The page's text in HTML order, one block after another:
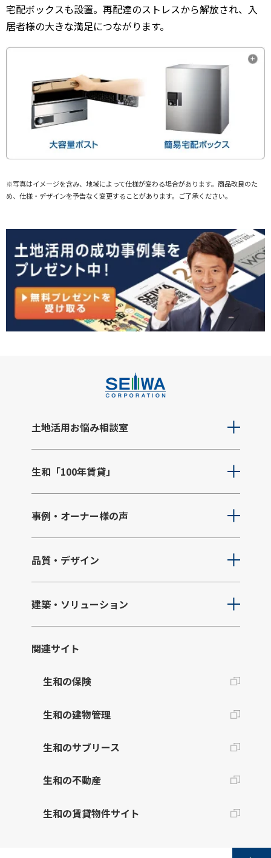
宅配ボックスも設置。再配達のストレスから解放され、入
居者様の大きな満足につながります。
※写真はイメージを含み、地域によって仕様が変わる場合があります。商品改良のた
め、仕様・デザインを予告なく変更することがあります。ご了承ください。
土地活用お悩み相談室
生和「100年賃貸」
事例・オーナー様の声
品質・デザイン
建築・ソリューション
関連サイト
生和の保険
生和の建物管理
生和のサブリース
生和の不動産
生和の賃貸物件サイト